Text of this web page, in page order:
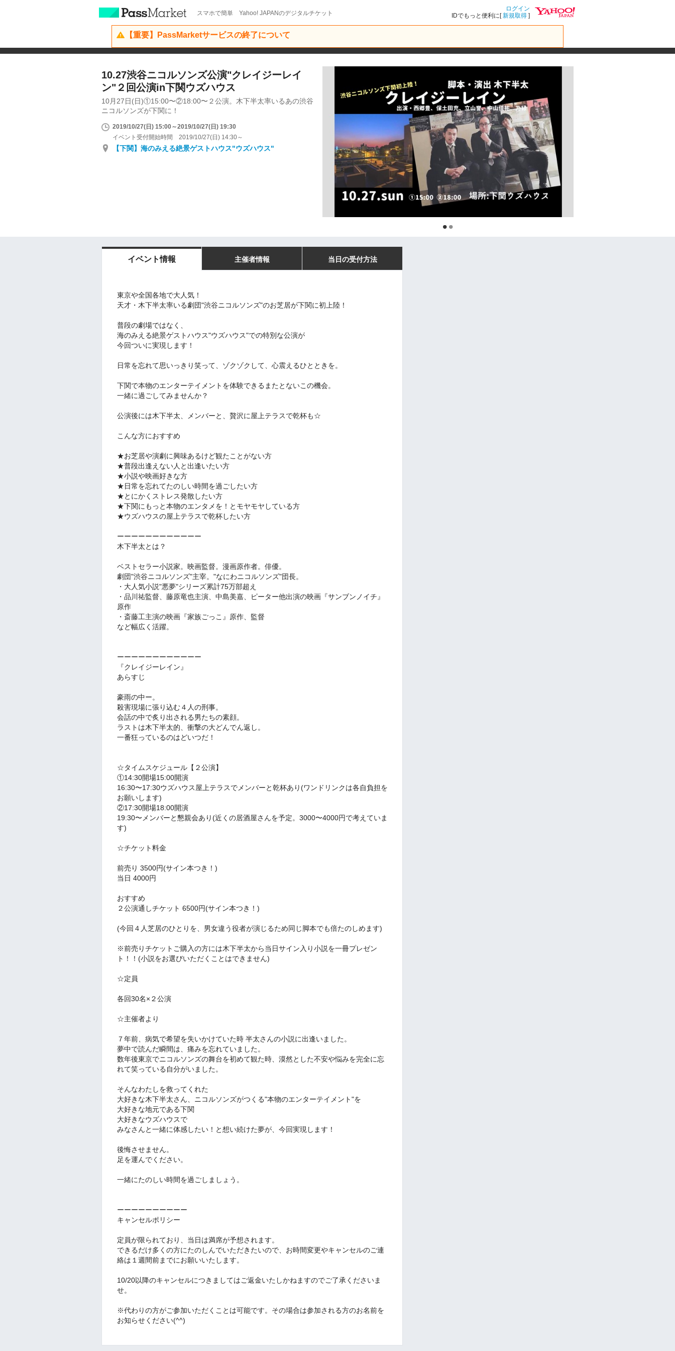
スマホで簡単 Yahoo! JAPANのデジタルチケット
ログイン
IDでもっと便利に[新規取得 ]
【重要】PassMarketサービスの終了について
10.27渋谷ニコルソンズ公演"クレイジーレイ
ン"２回公演in下関ウズハウス
10月27日(日)①15:00〜②18:00〜２公演。木下半太率いるあの渋谷
ニコルソンズが下関に！
2019/10/27(日) 15:00～2019/10/27(日) 19:30
イベント受付開始時間 2019/10/27(日) 14:30～
【下関】海のみえる絶景ゲストハウス"ウズハウス"
イベント情報 主催者情報 当日の受付方法
東京や全国各地で大人気！
天才・木下半太率いる劇団"渋谷ニコルソンズ"のお芝居が下関に初上陸！
普段の劇場ではなく、
海のみえる絶景ゲストハウス"ウズハウス"での特別な公演が
今回ついに実現します！
日常を忘れて思いっきり笑って、ゾクゾクして、心震えるひとときを。
下関で本物のエンターテイメントを体験できるまたとないこの機会。
一緒に過ごしてみませんか？
公演後には木下半太、メンバーと、贅沢に屋上テラスで乾杯も☆
こんな方におすすめ
★お芝居や演劇に興味あるけど観たことがない方
★普段出逢えない人と出逢いたい方
★小説や映画好きな方
★日常を忘れてたのしい時間を過ごしたい方
★とにかくストレス発散したい方
★下関にもっと本物のエンタメを！とモヤモヤしている方
★ウズハウスの屋上テラスで乾杯したい方
ーーーーーーーーーーーー
木下半太とは？
ベストセラー小説家。映画監督。漫画原作者。俳優。
劇団"渋谷ニコルソンズ"主宰。"なにわニコルソンズ"団長。
・大人気小説"悪夢"シリーズ累計75万部超え
・品川祐監督、藤原竜也主演、中島美嘉、ピーター他出演の映画『サンブンノイチ』
原作
・斎藤工主演の映画『家族ごっこ』原作、監督
など幅広く活躍。
ーーーーーーーーーーーー
『クレイジーレイン』
あらすじ
豪雨の中ー。
殺害現場に張り込む４人の刑事。
会話の中で炙り出される男たちの素顔。
ラストは木下半太的、衝撃の大どんでん返し。
一番狂っているのはどいつだ！
☆タイムスケジュール【２公演】
①14:30開場15:00開演
16:30〜17:30ウズハウス屋上テラスでメンバーと乾杯あり(ワンドリンクは各自負担を
お願いします)
②17:30開場18:00開演
19:30〜メンバーと懇親会あり(近くの居酒屋さんを予定。3000〜4000円で考えていま
す)
☆チケット料金
前売り 3500円(サイン本つき！)
当日 4000円
おすすめ
２公演通しチケット 6500円(サイン本つき！)
(今回４人芝居のひとりを、男女違う役者が演じるため同じ脚本でも倍たのしめます)
※前売りチケットご購入の方には木下半太から当日サイン入り小説を一冊プレゼン
ト！！(小説をお選びいただくことはできません)
☆定員
各回30名×２公演
☆主催者より
７年前、病気で希望を失いかけていた時 半太さんの小説に出逢いました。
夢中で読んだ瞬間は、痛みを忘れていました。
数年後東京でニコルソンズの舞台を初めて観た時、漠然とした不安や悩みを完全に忘
れて笑っている自分がいました。
そんなわたしを救ってくれた
大好きな木下半太さん、ニコルソンズがつくる"本物のエンターテイメント"を
大好きな地元である下関
大好きなウズハウスで
みなさんと一緒に体感したい！と想い続けた夢が、今回実現します！
後悔させません。
足を運んでください。
一緒にたのしい時間を過ごしましょう。
ーーーーーーーーーー
キャンセルポリシー
定員が限られており、当日は満席が予想されます。
できるだけ多くの方にたのしんでいただきたいので、お時間変更やキャンセルのご連
絡は１週間前までにお願いいたします。
10/20以降のキャンセルにつきましてはご返金いたしかねますのでご了承くださいま
せ。
※代わりの方がご参加いただくことは可能です。その場合は参加される方のお名前を
お知らせください(^^)